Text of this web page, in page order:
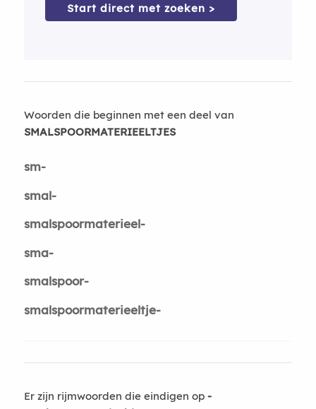
Start direct met zoeken >
Woorden die beginnen met een deel van
SMALSPOORMATERIEELTJES
sm-
smal-
smalspoormaterieel-
sma-
smalspoor-
smalspoormaterieeltje-
Er zijn rijmwoorden die eindigen op -